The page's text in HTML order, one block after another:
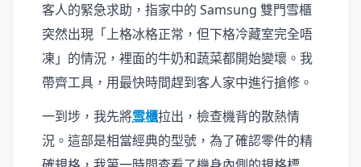
客人的緊急求助，指家中的 Samsung 雙門雪櫃
突然出現「上格冰格正常，但下格冷藏室完全唔
凍」的情況，裡面的牛奶和蔬菜都開始變壞。我
帶齊工具，用最快時間趕到客人家中進行搶修。
一到埗，我先將雪櫃拉出，檢查機背的散熱情
況。這部是相當經典的型號，為了確認零件的精